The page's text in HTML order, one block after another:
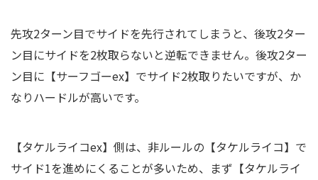
先攻2ターン目でサイドを先行されてしまうと、後攻2ター
ン目にサイドを2枚取らないと逆転できません。後攻2ター
ン目に【サーフゴーex】でサイド2枚取りたいですが、か
なりハードルが高いです。
【タケルライコex】側は、非ルールの【タケルライコ】で
サイド1を進めにくることが多いため、まず【タケルライ